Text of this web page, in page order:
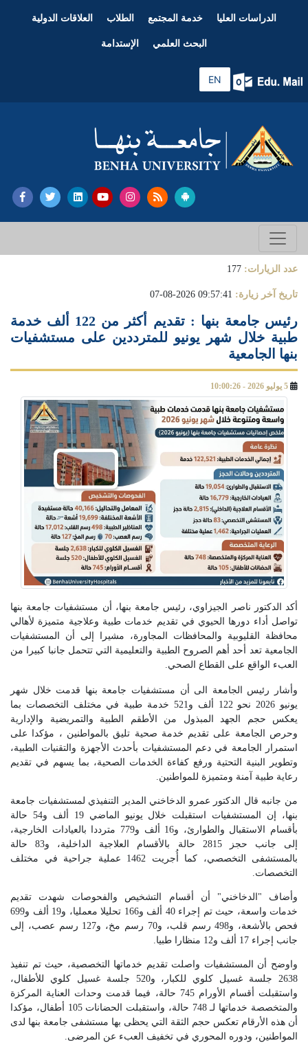
الدراسات العليا خدمة المجتمع الطلاب العلاقات الدولية
البحث العلمي الإستدامة
EN
عدد الزيارات: 177
تاريخ آخر زيارة: 09:57:41 2026-08-07
رئيس جامعة بنها : تقديم أكثر من 122 ألف خدمة
طبية خلال شهر يونيو للمترددين على مستشفيات
بنها الجامعية
أكد الدكتور ناصر الجيزاوي، رئيس جامعة بنها، أن مستشفيات جامعة بنها
تواصل أداء دورها الحيوي في تقديم خدمات طبية وعلاجية متميزة لأهالي
محافظة القليوبية والمحافظات المجاورة، مشيرا إلى أن المستشفيات
الجامعية تعد أحد أهم الصروح الطبية والتعليمية التي تتحمل جانبا كبيرا من
العبء الواقع على القطاع الصحي.
وأشار رئيس الجامعة الى أن مستشفيات جامعة بنها قدمت خلال شهر
يونيو 2026 نحو 122 ألف و521 خدمة طبية في مختلف التخصصات بما
يعكس حجم الجهد المبذول من الأطقم الطبية والتمريضية والإدارية
وحرص الجامعة على تقديم خدمة صحية تليق بالمواطنين ، مؤكدا على
استمرار الجامعة في دعم المستشفيات بأحدث الأجهزة والتقنيات الطبية،
وتطوير البنية التحتية ورفع كفاءة الخدمات الصحية، بما يسهم في تقديم
رعاية طبية آمنة ومتميزة للمواطنين.
من جانبه قال الدكتور عمرو الدخاخني المدير التنفيذي لمستشفيات جامعة
بنها، إن المستشفيات استقبلت خلال يونيو الماضي 19 ألف و54 حالة
بأقسام الاستقبال والطوارئ، و16 ألف و779 مترددا بالعيادات الخارجية،
إلى جانب حجز 2815 حالة بالأقسام العلاجية الداخلية، و83 حالة
بالمستشفى التخصصي، كما أُجريت 1462 عملية جراحية في مختلف
التخصصات.
وأضاف "الدخاخني" أن أقسام التشخيص والفحوصات شهدت تقديم
خدمات واسعة، حيث تم إجراء 40 ألف و166 تحليلا معمليا، و19 ألف و699
فحص بالأشعة، و498 رسم قلب، و70 رسم مخ، و127 رسم عصب، إلى
جانب إجراء 17 ألف و12 منظارا طبيا.
واوضح أن المستشفيات واصلت تقديم خدماتها التخصصية، حيث تم تنفيذ
2638 جلسة غسيل كلوي للكبار، و520 جلسة غسيل كلوي للأطفال،
واستقبلت أقسام الأورام 745 حالة، فيما قدمت وحدات العناية المركزة
والمتخصصة خدماتها لـ 748 حالة، واستقبلت الحضانات 105 أطفال، مؤكدا
أن هذه الأرقام تعكس حجم الثقة التي يحظى بها مستشفى جامعة بنها لدى
المواطنين، ودوره المحوري في تخفيف العبء عن المرضى.